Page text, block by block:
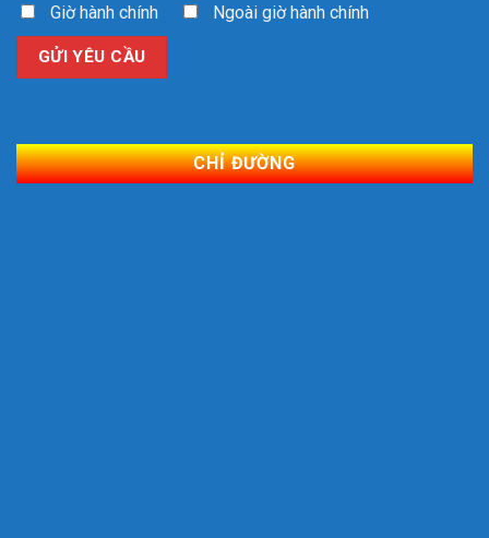
Giờ hành chính
Ngoài giờ hành chính
CHỈ ĐƯỜNG